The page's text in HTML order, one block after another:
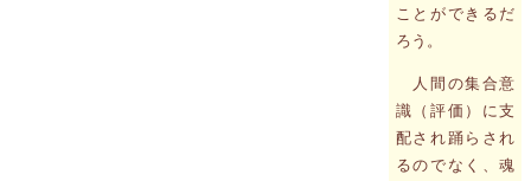
ことができるだ
ろう。
人間の集合意
識（評価）に支
配され踊らされ
るのでなく、魂